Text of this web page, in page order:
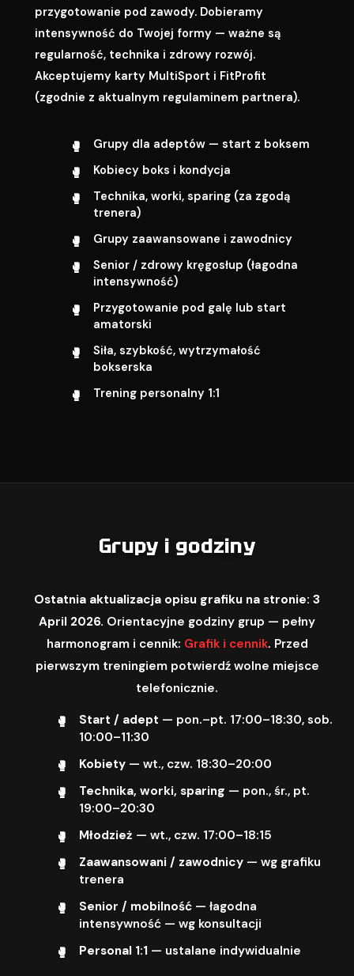
przygotowanie pod zawody. Dobieramy
intensywność do Twojej formy — ważne są
regularność, technika i zdrowy rozwój.
Akceptujemy karty MultiSport i FitProfit
(zgodnie z aktualnym regulaminem partnera).
Grupy dla adeptów — start z boksem
Kobiecy boks i kondycja
Technika, worki, sparing (za zgodą
trenera)
Grupy zaawansowane i zawodnicy
Senior / zdrowy kręgosłup (łagodna
intensywność)
Przygotowanie pod galę lub start
amatorski
Siła, szybkość, wytrzymałość
bokserska
Trening personalny 1:1
Grupy i godziny
Ostatnia aktualizacja opisu grafiku na stronie: 3
April 2026. Orientacyjne godziny grup — pełny
harmonogram i cennik: Grafik i cennik. Przed
pierwszym treningiem potwierdź wolne miejsce
telefonicznie.
Start / adept — pon.–pt. 17:00–18:30, sob.
10:00–11:30
Kobiety— wt., czw. 18:30–20:00
Technika, worki, sparing — pon., śr., pt.
19:00–20:30
Młodzież — wt., czw. 17:00–18:15
Zaawansowani / zawodnicy— wg grafiku
trenera
Senior / mobilność— łagodna
intensywność — wg konsultacji
Personal 1:1 — ustalane indywidualnie